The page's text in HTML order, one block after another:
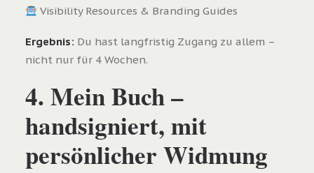
Visibility Resources & Branding Guides
Ergebnis: Du hast langfristig Zugang zu allem –
nicht nur für 4 Wochen.
4. Mein Buch –
handsigniert, mit
persönlicher Widmung